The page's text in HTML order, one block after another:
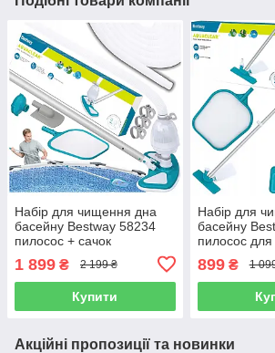
Набір для чищення дна
басейну Bestway 58234
пилосос + сачок
1 899 ₴ 2 199 ₴
Купити
Набір для
басейну
пилосос
899₴ 1
Акційні пропозиції та новинки